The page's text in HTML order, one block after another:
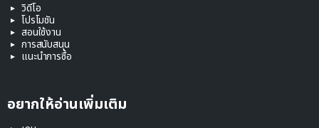
วิดีโอ
โปรโมชัน
สอนใช้งาน
การสนับสนุน
แนะนำการซื้อ
อยากให้อ่านเพิ่มเติม